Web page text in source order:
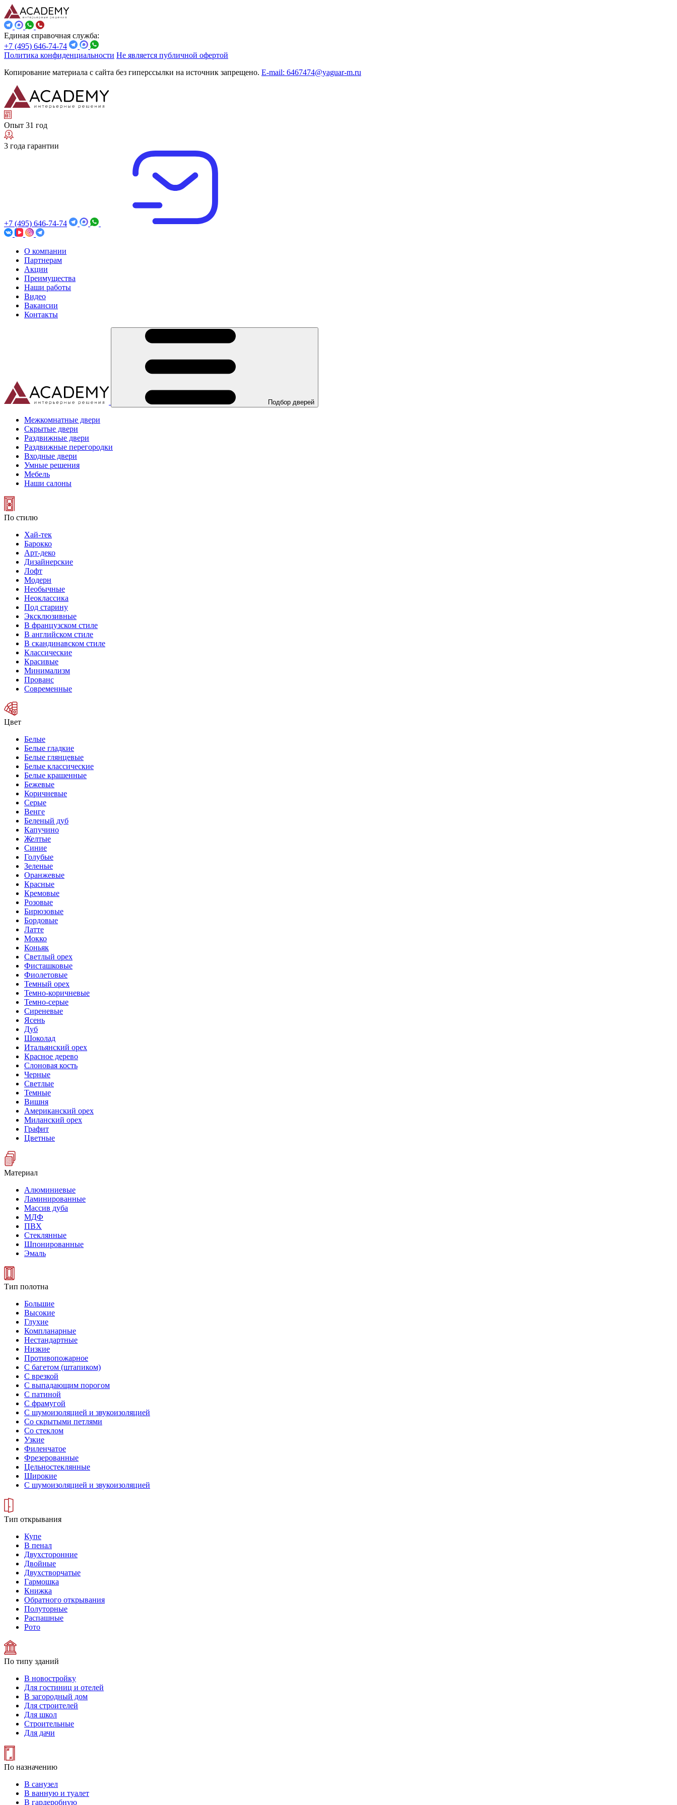
Единая справочная служба:
+7 (495) 646-74-74
Политика конфиденциальности Не является публичной офертой
Копирование материала с сайта без гиперссылки на источник запрещено. E-mail: 6467474@yaguar-m.ru
Опыт 31 год
3 года гарантии
+7 (495) 646-74-74
О компании
Партнерам
Акции
Преимущества
Наши работы
Видео
Вакансии
Контакты
Подбор дверей
Межкомнатные двери
Скрытые двери
Раздвижные двери
Раздвижные перегородки
Входные двери
Умные решения
Мебель
Наши салоны
По стилю
Хай-тек
Барокко
Арт-деко
Дизайнерские
Лофт
Модерн
Необычные
Неоклассика
Под старину
Эксклюзивные
В французском стиле
В английском стиле
В скандинавском стиле
Классические
Красивые
Минимализм
Прованс
Современные
Цвет
Белые
Белые гладкие
Белые глянцевые
Белые классические
Белые крашенные
Бежевые
Коричневые
Серые
Венге
Беленый дуб
Капучино
Желтые
Синие
Голубые
Зеленые
Оранжевые
Красные
Кремовые
Розовые
Бирюзовые
Бордовые
Латте
Мокко
Коньяк
Светлый орех
Фисташковые
Фиолетовые
Темный орех
Темно-коричневые
Темно-серые
Сиреневые
Ясень
Дуб
Шоколад
Итальянский орех
Красное дерево
Слоновая кость
Черные
Светлые
Темные
Вишня
Американский орех
Миланский орех
Графит
Цветные
Материал
Алюминиевые
Ламинированные
Массив дуба
МДФ
ПВХ
Стеклянные
Шпонированные
Эмаль
Тип полотна
Большие
Высокие
Глухие
Компланарные
Нестандартные
Низкие
Противопожарное
С багетом (штапиком)
С врезкой
С выпадающим порогом
С патиной
С фрамугой
С шумоизоляцией и звукоизоляцией
Со скрытыми петлями
Со стеклом
Узкие
Филенчатое
Фрезерованные
Цельностеклянные
Широкие
С шумоизоляцией и звукоизоляцией
Тип открывания
Купе
В пенал
Двухсторонние
Двойные
Двухстворчатые
Гармошка
Книжка
Обратного открывания
Полуторные
Распашные
Рото
По типу зданий
В новостройку
Для гостиниц и отелей
В загородный дом
Для строителей
Для школ
Строительные
Для дачи
По назначению
В санузел
В ванную и туалет
В гардеробную